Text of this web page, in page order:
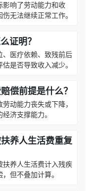
影响了劳动能力和收
无法继续正常工作。
证明？
、医疗依赖、致残前后
是否导致收入减少。
偿前提是什么？
动能力丧失或下降，
济支撑能力。
养人生活费重复
扶养人生活费计入残疾
但不叠加计算。